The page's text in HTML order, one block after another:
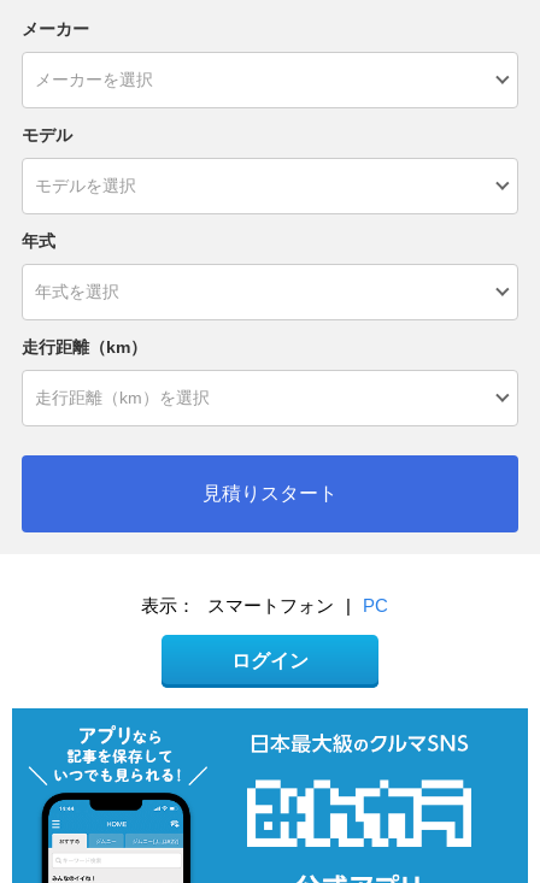
メーカー
モデル
年式
走行距離（km）
見積りスタート
表示： スマートフォン | PC
ログイン